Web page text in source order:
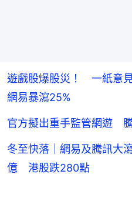
遊戲股爆股災！ 一紙意
網易暴瀉25%
官方擬出重手監管網遊
冬至快落｜網易及騰訊
億 港股跌280點